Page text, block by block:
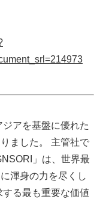
アを基盤に優れた
ました。 主管社で
」は、世界最
渾身の力を尽くし
る最も重要な価値